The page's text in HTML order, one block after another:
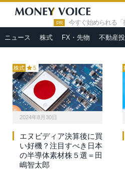
PR 今すぐ始められる「
ニュース 株式 FX・先物 不動産
HOME » 一目均衡表
いる。いわゆる「ラピダス効
果」は様々な業種、企業に及
んでいくものと思われ、今の
うちから関連企業の収…
株式 5
2024年8月30日
エヌビディア決算後に買
い好機？注目すべき日本
の半導体素材株５選＝田
嶋智太郎